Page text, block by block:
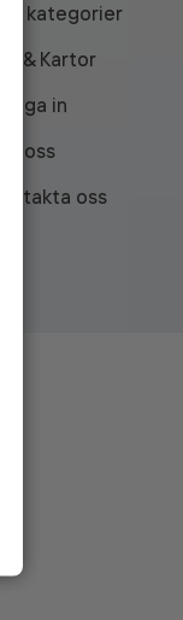
Alla kategorier
API & Kartor
Logga in
Om oss
Kontakta oss